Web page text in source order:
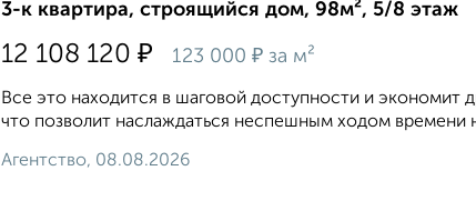
3-к квартира, строящийся дом, 98м², 5/8 этаж
12 108 120 ₽ 123 000 ₽ за м²
Все это находится в шаговой доступности и экономит
что позволит наслаждаться неспешным ходом времени
Агентство, 08.08.2026